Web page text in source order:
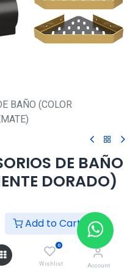
Add to Cart
0
Wishlist Account
BAÑO (COLOR
DE BAÑO
DORADO)
al carrito